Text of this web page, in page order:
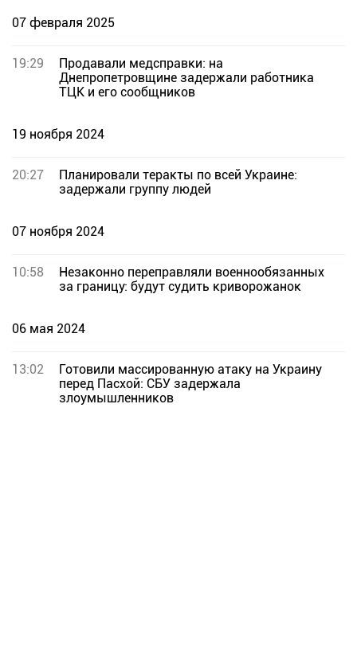
07 февраля 2025
19:29
Продавали медсправки: на
Днепропетровщине задержали работника
ТЦК и его сообщников
19 ноября 2024
20:27
Планировали теракты по всей Украине:
задержали группу людей
07 ноября 2024
10:58
Незаконно переправляли военнообязанных
за границу: будут судить криворожанок
06 мая 2024
13:02
Готовили массированную атаку на Украину
перед Пасхой: СБУ задержала
злоумышленников